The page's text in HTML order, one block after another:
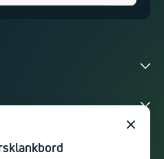
Sluit